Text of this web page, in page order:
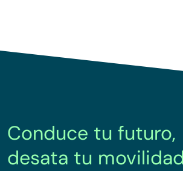
Conduce tu futuro,
desata tu movilidad